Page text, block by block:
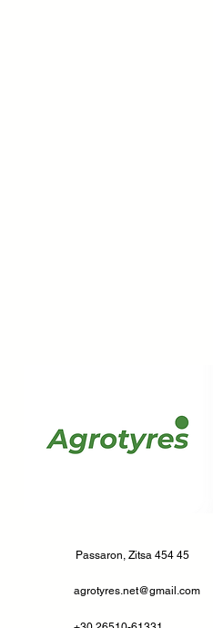
Passaron, Zitsa 454 45
agrotyres.net@gmail.com